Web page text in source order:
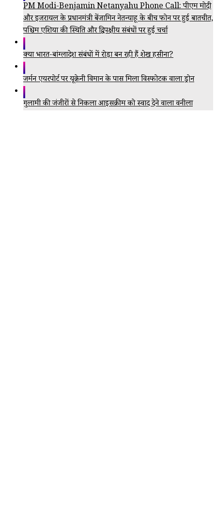
PM Modi-Benjamin Netanyahu Phone Call: पीएम मोदी
और इजरायल के प्रधानमंत्री बेंजामिन नेतन्याहू के बीच फोन पर हुई बातचीत,
पश्चिम एशिया की स्थिति और द्विपक्षीय संबंधों पर हुई चर्चा
क्या भारत-बांग्लादेश संबंधों में रोड़ा बन रही हैं शेख हसीना?
जर्मन एयरपोर्ट पर यूक्रेनी विमान के पास मिला विस्फोटक वाला ड्रोन
गुलामी की जंजीरों से निकला आइसक्रीम को स्वाद देने वाला वनीला